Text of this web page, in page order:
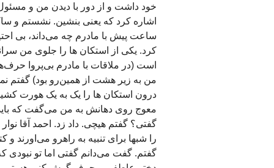
خود داشت و از دور با دیدن من و مسئول
اشاره کرد که یعنی بنشین. نشستم و
ساعت پیش با مادرم چه می‌داند، بی
کرد. یکی از استکان ها را جلوی من
است (در ملاقات با مادرم بی‌پروا
من به زیر هشت از همین‌رو بود) گفتم
درون استکان ها را یک به یک هورت
معوج روی دهانش به من می‌گفت که
گفتی؟ گفتم هیچی. داد زد. احمد آقا
را شبها برای تنبیه به راهرو می‌اورند
گفتم. گفت می‌دانم گفتی اما تو نبودی